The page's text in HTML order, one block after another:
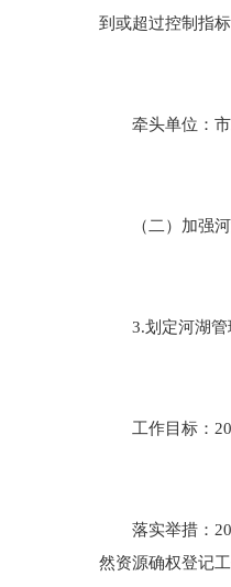
到或超过控制指
牵头单位：市
（二）加强河
3.划定河湖管理
工作目标：
落实举措：
然资源确权登记